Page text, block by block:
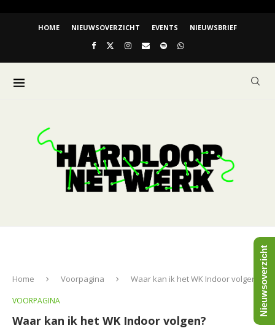
HOME NIEUWSOVERZICHT EVENTS NIEUWSBRIEF
Home Voorpagina Waar kan ik het WK Indoor volgen?
VOORPAGINA
Waar kan ik het WK Indoor volgen?
Nieuwsoverzicht